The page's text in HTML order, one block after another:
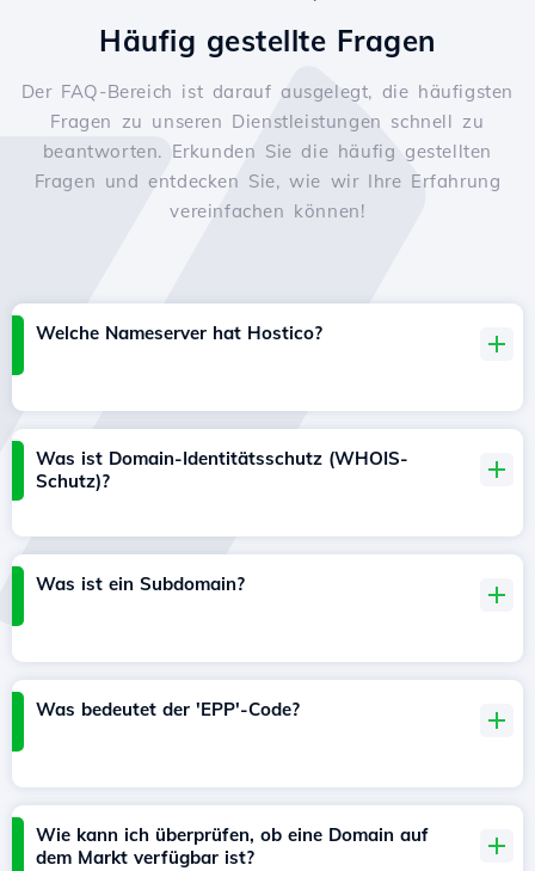
Häufig gestellte Fragen
Der FAQ-Bereich ist darauf ausgelegt, die häufigsten
Fragen zu unseren Dienstleistungen schnell zu
beantworten. Erkunden Sie die häufig gestellten
Fragen und entdecken Sie, wie wir Ihre Erfahrung
vereinfachen können!
Welche Nameserver hat Hostico?
Was ist Domain-Identitätsschutz (WHOIS-
Schutz)?
Was ist ein Subdomain?
Was bedeutet der 'EPP'-Code?
Wie kann ich überprüfen, ob eine Domain auf
dem Markt verfügbar ist?